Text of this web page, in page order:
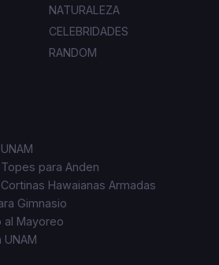
NATURALEZA
CELEBRIDADES
RANDOM
para Anden
Hawaianas Armadas
Gimnasio
al Mayoreo